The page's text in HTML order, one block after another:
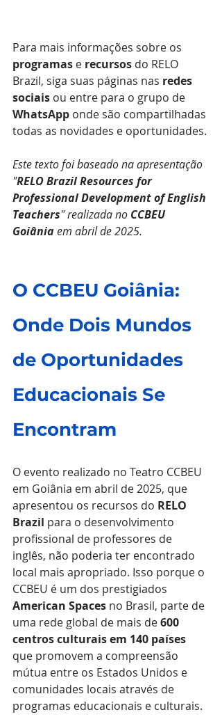
Para mais informações sobre os
programas e recursos do RELO
Brazil, siga suas páginas nas redes
sociais ou entre para o grupo de
WhatsApp onde são compartilhadas
todas as novidades e oportunidades.
Este texto foi baseado na apresentação
"RELO Brazil Resources for
Professional Development of English
Teachers" realizada no CCBEU
Goiânia em abril de 2025.
O CCBEU Goiânia:
Onde Dois Mundos
de Oportunidades
Educacionais Se
Encontram
O evento realizado no Teatro CCBEU
em Goiânia em abril de 2025, que
apresentou os recursos do RELO
Brazil para o desenvolvimento
profissional de professores de
inglês, não poderia ter encontrado
local mais apropriado. Isso porque o
CCBEU é um dos prestigiados
American Spaces no Brasil, parte de
uma rede global de mais de 600
centros culturais em 140 países
que promovem a compreensão
mútua entre os Estados Unidos e
comunidades locais através de
programas educacionais e culturais.